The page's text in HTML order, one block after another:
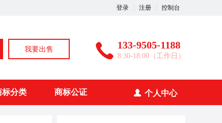
登录 注册 控制台
我要出售 133-9505-1188
8:30-18:00（工作日）
标分类 商标公证 个人中心